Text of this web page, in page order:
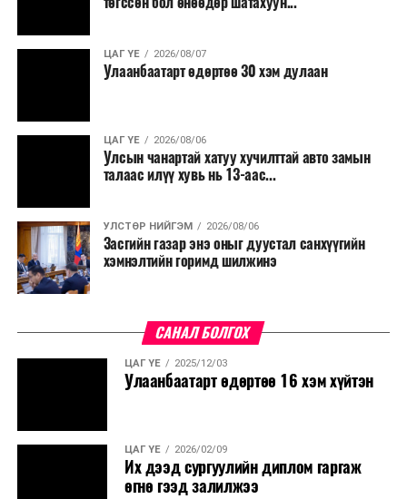
салбар бүрдээ урсгал зардлыг 20 хувиар бууруулах,
нөхөн томилгоо хийхгүй байх, аялал, амралт, зугаалга,
хамт олны урлаг, спортын арга хэмжээг зохион
байгуулахгүй байх, төрийн албанд шинэ орон тоо бий
сургалтыг цахим хэлбэрт шилжүүлэх, төрийн албан
хаагчдыг зарим өдрүүдэд цахимаар ажиллуулах арга
хэмжээг үргэлжлүүлэхийг үүрэг болголоо.
Төсвийн сахилга бат сайжирч, эдийн засгийн нөхцөл
байдал хэвийн болсон тохиолдолд эдгээр
хязгаарлалтыг үе шаттайгаар сулруулах юм.
ЦАГ ҮЕ 2026/08/07
Улаанбаатарт өдөртөө 30 хэм дулаан
ЦАГ ҮЕ 2026/08/06
Улсын чанартай хатуу хучилттай авто замын
талаас илүү хувь нь 13-аас...
УЛСТӨР НИЙГЭМ 2026/08/06
Засгийн газар энэ оныг дуустал санхүүгийн
хэмнэлтийн горимд шилжинэ
САНАЛ БОЛГОХ
ЦАГ ҮЕ 2025/12/03
Улаанбаатарт өдөртөө 16 хэм хүйтэн
ЦАГ ҮЕ 2026/02/09
Их дээд сургуулийн диплом гаргаж
өгнө гээд залилжээ